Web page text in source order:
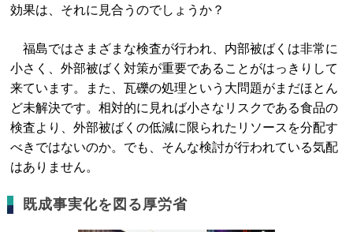
効果は、それに見合うのでしょうか？
福島ではさまざまな検査が行われ、内部被ばくは非常に
小さく、外部被ばく対策が重要であることがはっきりして
来ています。また、瓦礫の処理という大問題がまだほとん
ど未解決です。相対的に見れば小さなリスクである食品の
検査より、外部被ばくの低減に限られたリソースを分配す
べきではないのか。でも、そんな検討が行われている気配
はありません。
既成事実化を図る厚労省